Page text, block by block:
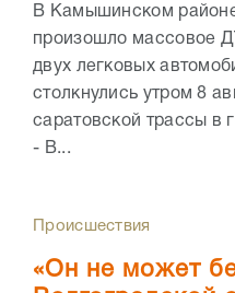
В Камышинском
произошло массовое
двух легковых
столкнулись утром 8
саратовской трассы в
- В...
Происшествия
«Он не может